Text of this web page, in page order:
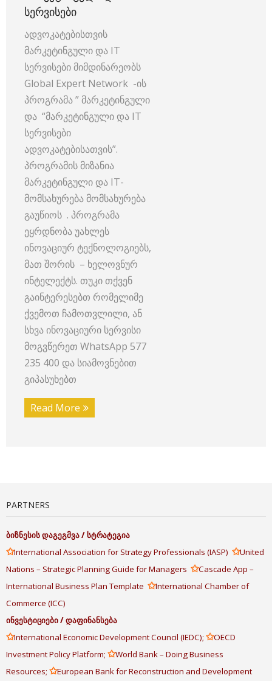
ᲡᲔᲠᲕᲘᲡᲔᲑᲘ
ადვოკატებისთვის
მარკეტინგული და IT
სერვისები მიმდინარეობს
Global Expert Network -ის
პროგრამა ” მარკეტინგული
და “მარკეტინგული და IT
სერვისები
ადვოკატებისათვის”.
პროგრამის მიზანია
მარკეტინგული და IT-
მომსახურება მომსახურება
გაუწიოს . პროგრამა
ეყრდნობა უახლეს
ინოვაციურ ტექნოლოგიებს,
მათ შორის – ხელოვნურ
ინტელექტს. თუკი თქვენ
გაინტერესებთ რომელიმე
ქვემოთ ჩამოთვლილი, ან
სხვა ინოვაციური სერვისი
მოგვწერეთ WhatsApp 577
235 400 და სიამოვნებით
გიპასუხებთ
Read More
PARTNERS
ბიზნესისდაგეგმვა/სტრატეგია
✩International Association for Strategy Professionals (IASP) ✩United
Nations – Strategic Planning Guide for Managers ✩Cascade App –
International Business Plan Template ✩International Chamber of
Commerce (ICC)
ინვესტიციები/დაფინანსება
✩International Economic Development Council (IEDC); ✩OECD
Investment Policy Platform; ✩World Bank – Doing Business
Resources; ✩European Bank for Reconstruction and Development